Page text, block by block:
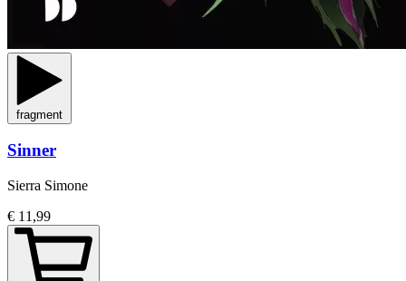
fragment
Sinner
Sierra Simone
€ 11,99